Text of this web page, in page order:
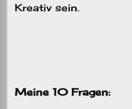
Kreativ sein.
Meine 10 Fragen: